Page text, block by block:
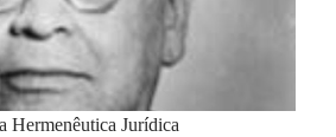
Hermenêutica Jurídica